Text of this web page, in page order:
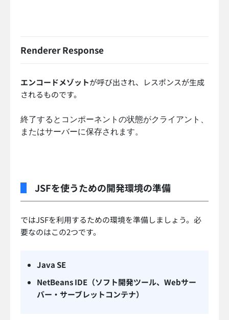
Renderer Response
エンコードメゾットが呼び出され、レスポンスが生成
されるものです。
終了するとコンポーネントの状態がクライアント、
またはサーバーに保存されます。
JSFを使うための開発環境の準備
ではJSFを利用するための環境を準備しましょう。必
要なのはこの2つです。
Java SE
NetBeans IDE（ソフト開発ツール、Webサー
バー・サーブレットコンテナ）